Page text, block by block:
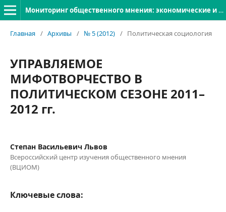
Мониторинг общественного мнения: экономические и социальные перемены
Главная / Архивы / № 5 (2012) / Политическая социология
УПРАВЛЯЕМОЕ
МИФОТВОРЧЕСТВО В
ПОЛИТИЧЕСКОМ СЕЗОНЕ 2011–
2012 гг.
Степан Васильевич Львов
Всероссийский центр изучения общественного мнения
(ВЦИОМ)
Ключевые слова: